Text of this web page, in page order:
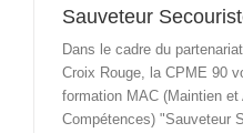
Sauveteur
Dans le cadre du
Croix Rouge, la CPME 90
formation MAC (Maintien
Compétences) "Sauveteur